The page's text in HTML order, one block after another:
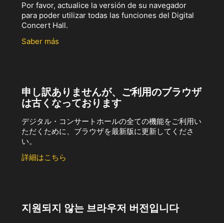
Por favor, actualice la versión de su navegador
para poder utilizar todas las funciones del Digital
Concert Hall.
Saber más
申し訳ありませんが、ご利用のブラウザ
は古くなっております
デジタル・コンサートホールの全ての機能をご利用い
ただくために、ブラウザを最新版に更新してくださ
い。
詳細はこちら
지원되지 않는 브라우저 버전입니다